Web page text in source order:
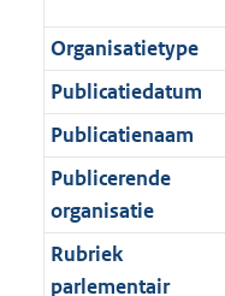
Organisatietype
Publicatiedatum
Publicatienaam
Publicerende
organisatie
Rubriek
parlementair